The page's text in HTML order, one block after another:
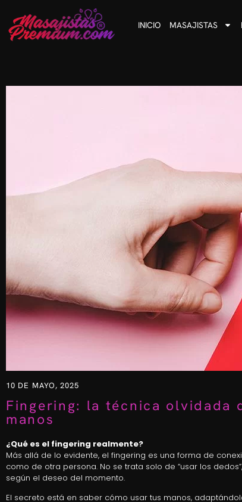
INICIO MASAJISTAS
10 DE MAYO, 2025
Fingering: la técnica olvidada
manos
¿Qué es el fingering realmente?
Más allá de lo evidente, el fingering es una forma de
como de otra persona. No se trata solo de “usar los
según el deseo del momento.
El secreto está en saber cómo usar tus manos,